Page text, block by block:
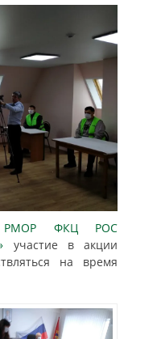
РМОР ФКЦ РОС
участие в акции
на время